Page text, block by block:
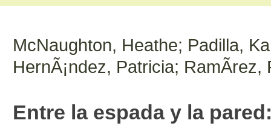
McNaughton, Heathe; Padilla,
HernÃ¡ndez, Patricia; RamÃ­rez,
Entre la espada y la